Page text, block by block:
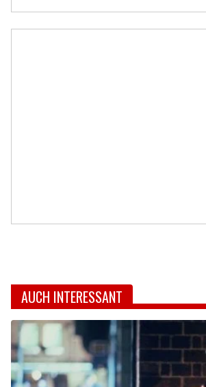
AUCH INTERESSANT